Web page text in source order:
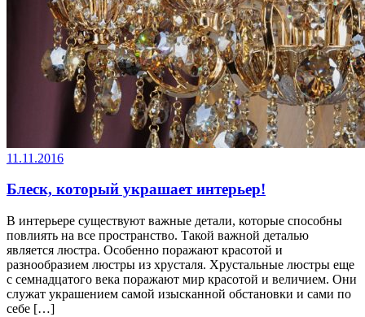
11.11.2016
Блеск, который украшает интерьер!
В интерьере существуют важные детали, которые способны
повлиять на все пространство. Такой важной деталью
является люстра. Особенно поражают красотой и
разнообразием люстры из хрусталя. Хрустальные люстры еще
с семнадцатого века поражают мир красотой и величием. Они
служат украшением самой изысканной обстановки и сами по
себе […]